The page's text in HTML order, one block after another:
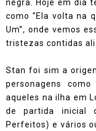
negra. Hoje em dia
como “Ela volta na
Um”, onde vemos
tristezas contidas ali.
Stan foi sim a
personagens
aqueles na ilha em
de partida inicial
Perfeitos) e vários